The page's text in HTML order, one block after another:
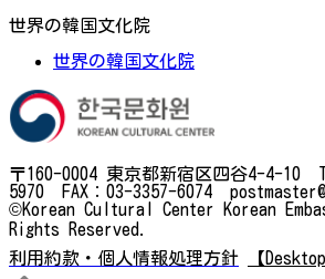
世界の韓国文化院
世界の韓国文化院
〒160-0004 東京都新宿区四谷4-4-10
5970 FAX：03-3357-6074
©Korean Cultural Center Korean
Rights Reserved.
利用約款・個人情報処理方針
【